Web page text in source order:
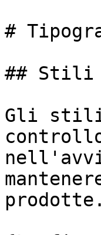
#
## Stili
Gli stili
prodotte.